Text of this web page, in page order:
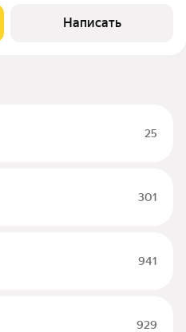
ремонт, состояние
Написать
25
301
941
929